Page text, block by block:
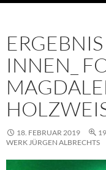
INNEN_
18. FEBRUAR 2019
WERK JÜRGEN ALBRECHTS